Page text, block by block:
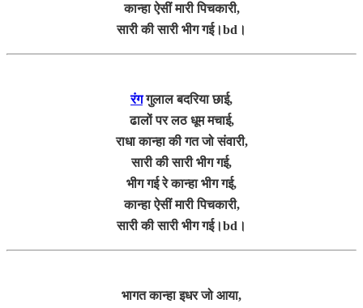
कान्हा ऐसीं मारी पिचकारी,
सारी की सारी भीग गई।bd।
रंगगुलाल बदरिया छाई,
ढालों पर लठ धूम मचाई,
राधा कान्हा की गत जो संवारी,
सारी की सारी भीग गई,
भीग गई रे कान्हा भीग गई,
कान्हा ऐसीं मारी पिचकारी,
सारी की सारी भीग गई।bd।
भागत कान्हा इधर जो आया,